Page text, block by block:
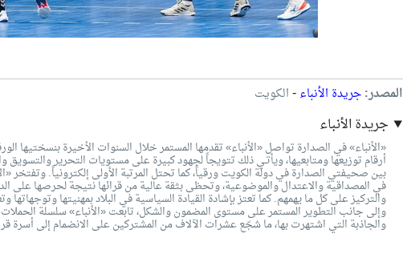
المصدر:جريدة الأنباء-الكويت
جريدة الأنباء
«الأنباء» في الصدارة تواصل «الأنباء» تقدمها المستمر خلال السنوات الأخيرة بنسختيها
أرقام توزيعها ومتابعيها، ويأتـي ذلك تتويجاً لجهود كبيرة على مستويات التحرير والتسويق
بين صحيفتي الصدارة في دولة الكويت ورقياً، كما تحتل المرتبة الأولى إلكترونياً. وتفتخر
في المصداقية والاعتدال والموضوعية، وتحظى بثقة عالية من قرائها نتيجة لحرصها على
والتركيز على كل ما يهمهم. كما تعتز بإشادة القيادة السياسية في البلاد بمهنيتها وتوجهاتها
وإلى جانب التطوير المستمر على مستوى المضمون والشكل، تابعت «الأنباء» سلسلة الحملات
والجاذبة التي اشتهرت بها، ما شجّع عشرات الآلاف من المشتركين على الانضمام إلى أسرة